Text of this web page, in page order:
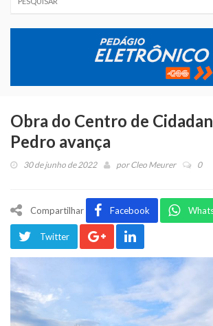
Obra do Centro de
Pedro avança
30 de junho de 2022 porCleo Meurer 0
Compartilhar Facebook
Twitter